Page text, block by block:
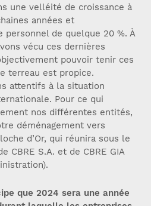
une velléité de croissance à
années et
personnel de quelque 20 %. À
vécu ces dernières
pouvoir tenir ces
terreau est propice.
attentifs à la situation
Pour ce qui
nos différentes entités,
déménagement vers
d’Or, qui réunira sous le
CBRE S.A. et de CBRE GIA
que 2024 sera une année